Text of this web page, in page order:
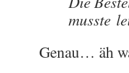
musste
Genau… äh